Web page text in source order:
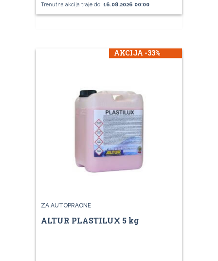
Trenutna akcija traje do: 16.08.2026 00:00
AKCIJA -33%
ZA AUTOPRAONE
ALTUR PLASTILUX 5 kg